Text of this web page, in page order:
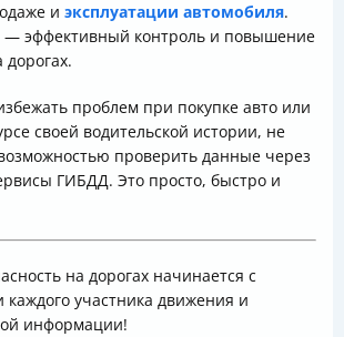
и эксплуатации автомобиля.
— эффективный контроль и повышение
дорогах.
проблем при покупке авто или
своей водительской истории, не
проверить данные через
ГИБДД. Это просто, быстро и
на дорогах начинается с
каждого участника движения и
информации!